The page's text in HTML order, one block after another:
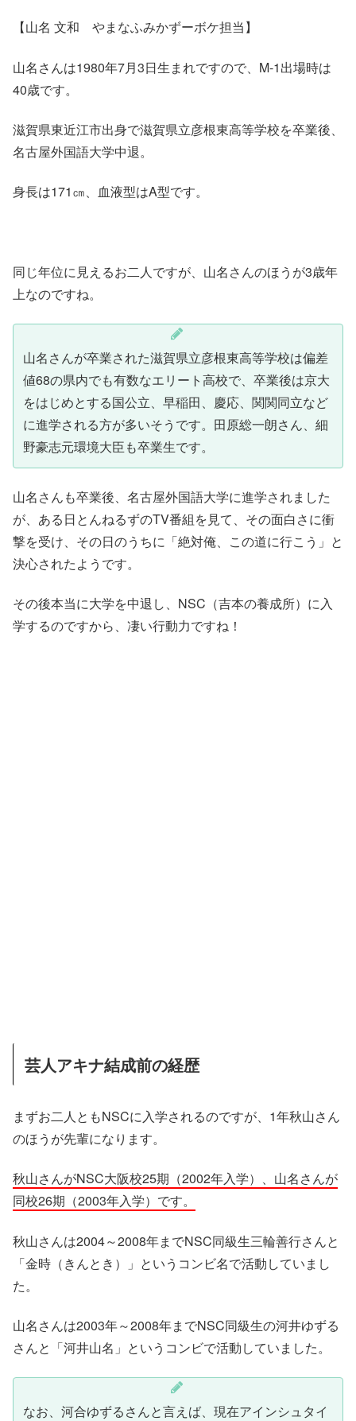
【山名 文和 やまなふみかずーボケ担当】
山名さんは1980年7月3日生まれですので、M-1出場時は
40歳です。
滋賀県東近江市出身で滋賀県立彦根東高等学校を卒業後、
名古屋外国語大学中退。
身長は171㎝、血液型はA型です。
同じ年位に見えるお二人ですが、山名さんのほうが3歳年
上なのですね。
山名さんが卒業された滋賀県立彦根東高等学校は偏差
値68の県内でも有数なエリート高校で、卒業後は京大
をはじめとする国公立、早稲田、慶応、関関同立など
に進学される方が多いそうです。田原総一朗さん、細
野豪志元環境大臣も卒業生です。
山名さんも卒業後、名古屋外国語大学に進学されました
が、ある日とんねるずのTV番組を見て、その面白さに衝
撃を受け、その日のうちに「絶対俺、この道に行こう」と
決心されたようです。
その後本当に大学を中退し、NSC（吉本の養成所）に入
学するのですから、凄い行動力ですね！
芸人アキナ結成前の経歴
まずお二人ともNSCに入学されるのですが、1年秋山さん
のほうが先輩になります。
秋山さんがNSC大阪校25期（2002年入学）、山名さんが
同校26期（2003年入学）です。
秋山さんは2004～2008年までNSC同級生三輪善行さんと
「金時（きんとき）」というコンビ名で活動していまし
た。
山名さんは2003年～2008年までNSC同級生の河井ゆずる
さんと「河井山名」というコンビで活動していました。
なお、河合ゆずるさんと言えば、現在アインシュタイ